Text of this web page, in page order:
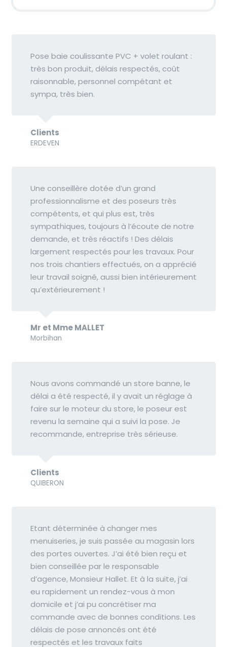
Pose baie coulissante PVC + volet roulant :
très bon produit, délais respectés, coût
raisonnable, personnel compétant et
sympa, très bien.
Clients
ERDEVEN
Une conseillère dotée d’un grand
professionnalisme et des poseurs très
compétents, et qui plus est, très
sympathiques, toujours à l’écoute de notre
demande, et très réactifs ! Des délais
largement respectés pour les travaux. Pour
nos trois chantiers effectués, on a apprécié
leur travail soigné, aussi bien intérieurement
qu’extérieurement !
Mr et Mme MALLET
Morbihan
Nous avons commandé un store banne, le
délai a été respecté, il y avait un réglage à
faire sur le moteur du store, le poseur est
revenu la semaine qui a suivi la pose. Je
recommande, entreprise très sérieuse.
Clients
QUIBERON
Etant déterminée à changer mes
menuiseries, je suis passée au magasin lors
des portes ouvertes. J’ai été bien reçu et
bien conseillée par le responsable
d’agence, Monsieur Hallet. Et à la suite, j’ai
eu rapidement un rendez-vous à mon
domicile et j’ai pu concrétiser ma
commande avec de bonnes conditions. Les
délais de pose annoncés ont été
respectés et les travaux faits